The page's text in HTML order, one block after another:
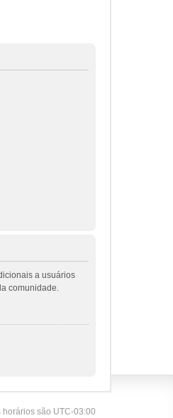
a usuários
comunidade.
horários são UTC-03:00